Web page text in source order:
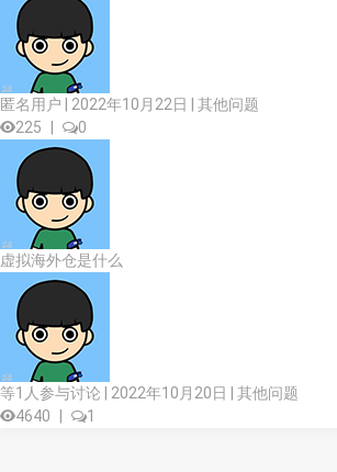
匿名用户 | 2022年10月22日 | 其他问题
225
0
虚拟海外仓是什么
等1人参与讨论 | 2022年10月20日 | 其他问题
4640
1